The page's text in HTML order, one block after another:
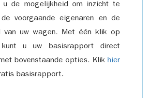
u de mogelijkheid om inzicht te
voorgaande eigenaren en de
van uw wagen. Met één klik op
u uw basisrapport direct
bovenstaande opties. Klik hier
basisrapport.